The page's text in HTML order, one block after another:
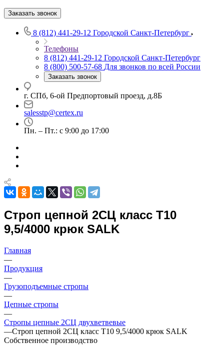
Заказать звонок
8 (812) 441-29-12 Городской Санкт-Петербург
Телефоны
8 (812) 441-29-12 Городской Санкт-Петербург
8 (800) 500-57-68 Для звонков по всей России
Заказать звонок
г. СПб, 6-ой Предпортовый проезд, д.8Б
salesstp@certex.ru
Пн. – Пт.: с 9:00 до 17:00
Строп цепной 2СЦ класс Т10
9,5/4000 крюк SALK
Главная
—
Продукция
—
Грузоподъемные стропы
—
Цепные стропы
—
Стропы цепные 2СЦ двухветвевые
—Строп цепной 2СЦ класс Т10 9,5/4000 крюк SALK
Собственное производство